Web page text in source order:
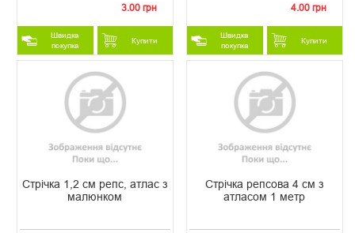
3.00 грн
Швидка
покупка
Купити
4.00 грн
Швидка
покупка
Купити
Стрічка 1,2 см репс, атлас з
малюнком
Стрічка репсова 4 см з
атласом 1 метр